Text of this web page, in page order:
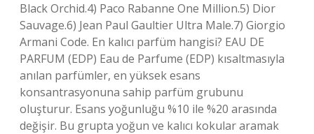
Black Orchid.4) Paco Rabanne One Million.5) Dior
Sauvage.6) Jean Paul Gaultier Ultra Male.7) Giorgio
Armani Code. En kalıcı parfüm hangisi? EAU DE
PARFUM (EDP) Eau de Parfume (EDP) kısaltmasıyla
anılan parfümler, en yüksek esans
konsantrasyonuna sahip parfüm grubunu
oluşturur. Esans yoğunluğu %10 ile %20 arasında
değişir. Bu grupta yoğun ve kalıcı kokular aramak